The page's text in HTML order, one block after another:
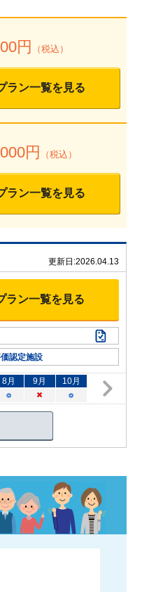
円 （税込）
ラン一覧を見る
円 （税込）
ラン一覧を見る
更新日:2026.04.13
ラン一覧を見る
認定施設
8月 9月 10月
○
× ○